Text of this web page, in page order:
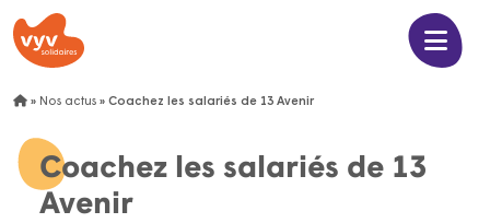
» Nos actus » Coachez les salariés de 13 Avenir
Coachez les salariés de 13
Avenir